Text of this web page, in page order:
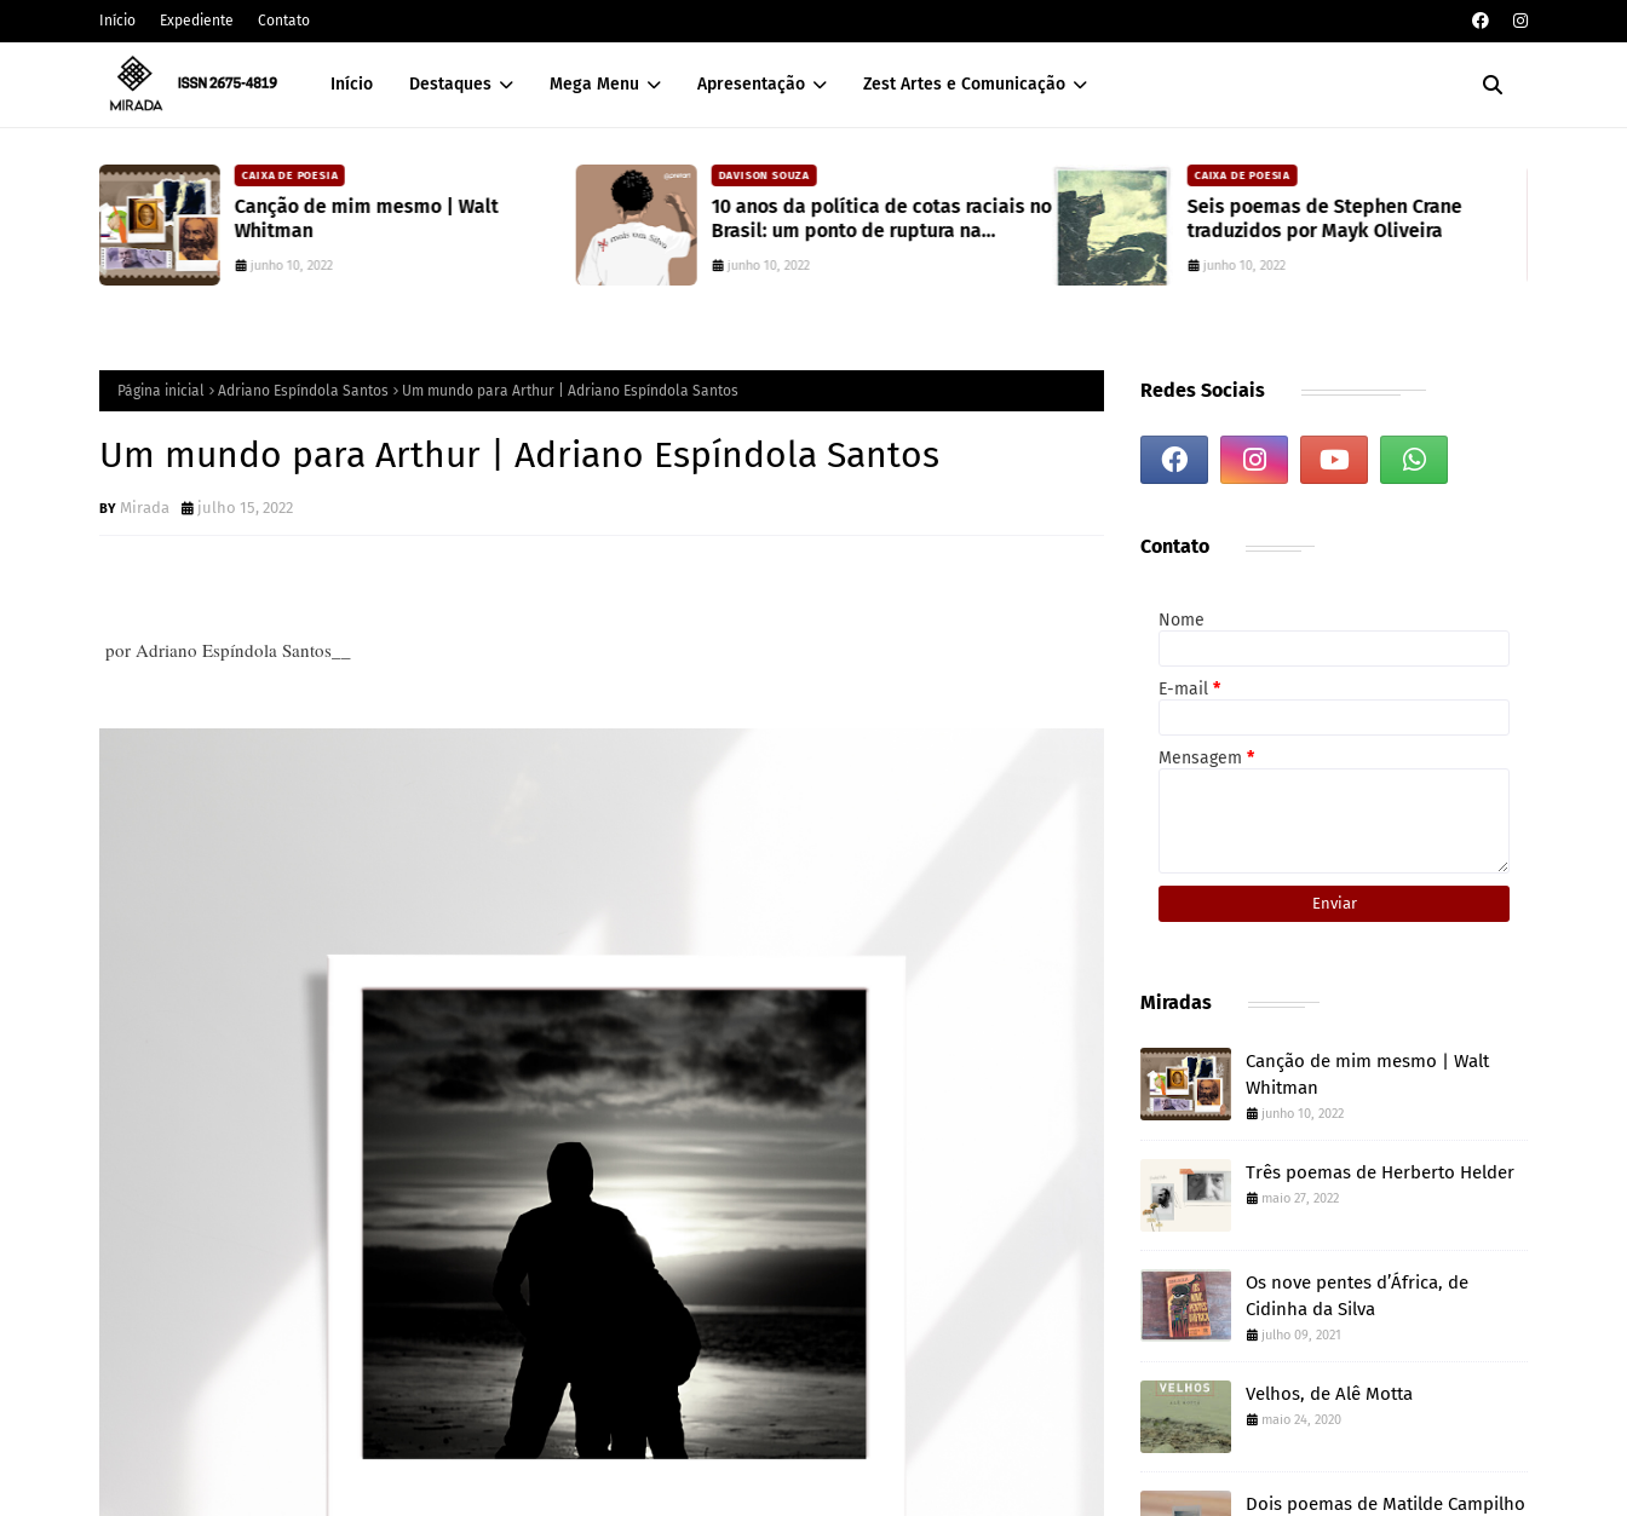
Início Expediente Contato
Início Destaques Mega Menu Apresentação Zest Artes e Comunicação
CAIXA DE POESIA
Canção de mim mesmo | Walt
Whitman
junho 10, 2022
DAVISON SOUZA
10 anos da política de cotas raciais no
Brasil: um ponto de ruptura na
colonialidade
junho 10, 2022
CAIXA DE POESIA
Seis poemas de Stephen Crane
traduzidos por Mayk Oliveira
junho 10, 2022
Página inicial Adriano Espíndola Santos Um mundo para Arthur | Adriano Espíndola Santos
Um mundo para Arthur | Adriano Espíndola Santos
Mirada julho 15, 2022
por Adriano Espíndola Santos__
Redes Sociais
Contato
Nome
E-mail *
Mensagem *
Miradas
Canção de mim mesmo | Walt
Whitman
junho 10, 2022
Três poemas de Herberto Helder
maio 27, 2022
Os nove pentes d’África, de
Cidinha da Silva
julho 09, 2021
Velhos, de Alê Motta
maio 24, 2020
Dois poemas de Matilde Campilho